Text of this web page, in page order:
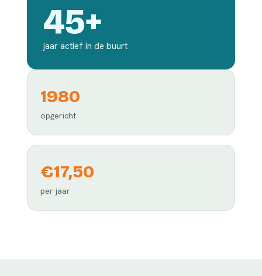
45+
jaar actief in de buurt
1980
opgericht
€17,50
per jaar